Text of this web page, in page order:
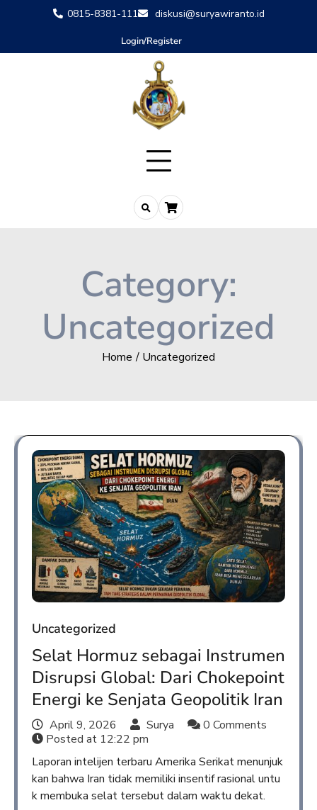
0815-8381-111 diskusi@suryawiranto.id
Login/Register
Category:
Uncategorized
Home Uncategorized
Uncategorized
Selat Hormuz sebagai Instrumen
Disrupsi Global: Dari Chokepoint
Energi ke Senjata Geopolitik Iran
April 9, 2026 Surya
0 Comments
Posted at 12:22 pm
Laporan intelijen terbaru Amerika Serikat menunjuk
kan bahwa Iran tidak memiliki insentif rasional untu
k membuka selat tersebut dalam waktu dekat.